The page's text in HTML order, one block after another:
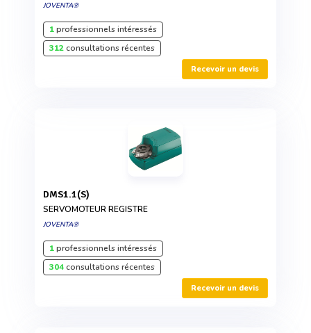
JOVENTA®
1professionnels intéressés
312consultations récentes
Recevoir un devis
DMS1.1(S)
SERVOMOTEUR REGISTRE
JOVENTA®
1professionnels intéressés
304consultations récentes
Recevoir un devis